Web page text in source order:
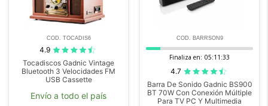
COD. TOCADIS6
4.9
Tocadiscos Gadnic Vintage
Bluetooth 3 Velocidades FM
USB Cassette
Envío a todo el país
COD. BARRSON9
Finaliza en: 05:11:32
4.7
Barra De Sonido Gadnic BS900
BT 70W Con Conexión Múltiple
Para TV PC Y Multimedia